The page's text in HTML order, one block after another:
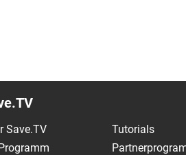
Save.TV
Tutorials